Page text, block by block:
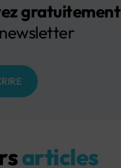
gratuitement
articles